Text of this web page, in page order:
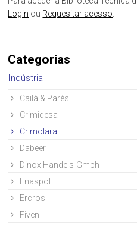
Login ou Requesitar acesso
Categorias
Indústria
Cailà & Parès
Crimidesa
Crimolara
Dabeer
Dinox Handels-Gmbh
Enaspol
Ercros
Fiven